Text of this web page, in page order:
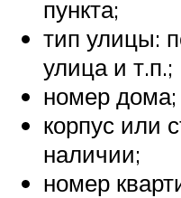
пункта;
тип улицы:
улица и т.п.;
номер дома;
корпус или
наличии;
номер